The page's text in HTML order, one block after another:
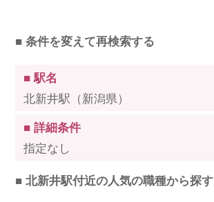
■ 条件を変えて再検索する
■ 駅名
北新井駅（新潟県）
■ 詳細条件
指定なし
■ 北新井駅付近の人気の職種から探す